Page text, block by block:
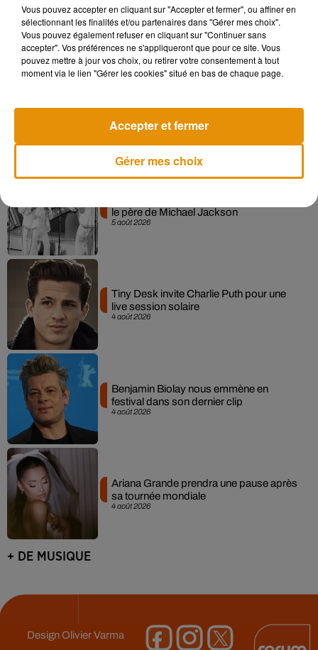
6 août 2026
Pomme emprunte le décor de l’émission
« Loups Garous » pour son...
6 août 2026
5 août 2026
le père de Michael Jackson
4 août 2026
Tiny Desk invite Charlie Puth pour une
live session solaire
4 août 2026
Benjamin Biolay nous emmène en
festival dans son dernier clip
4 août 2026
Ariana Grande prendra une pause après
sa tournée mondiale
+ DE MUSIQUE
DesignOlivier Varma
Vous pouvez accepter en cliquant sur "Accepter et fermer", ou affiner en
sélectionnant les finalités et/ou partenaires dans "Gérer mes choix".
Vous pouvez également refuser en cliquant sur "Continuer sans
accepter". Vos préférences ne s'appliqueront que pour ce site. Vous
pouvez mettre à jour vos choix, ou retirer votre consentement à tout
moment via le lien "Gérer les cookies" situé en bas de chaque page.
Gérer mes choix
Accepter et fermer